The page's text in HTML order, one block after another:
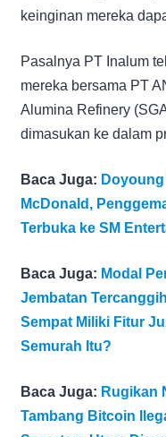
keinginan mereka
Pasalnya PT Inalum
mereka bersama PT
Alumina Refinery
dimasukan ke dalam
Baca Juga:
McDonald,
Terbuka ke SM
Baca Juga: Modal
Jembatan
Sempat Miliki Fitur
Semurah Itu?
Baca Juga: Rugikan
Tambang Bitcoin